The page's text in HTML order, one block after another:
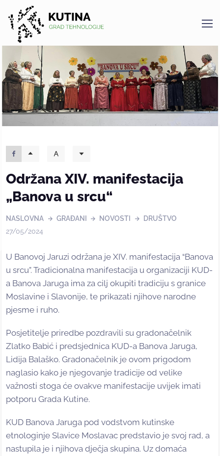
Kutina
Održana XIV. manifestacija
„Banova u srcu“
NASLOVNA GRAĐANI NOVOSTI
DRUŠTVO
27/05/2024
U Banovoj Jaruzi održana je XIV. manifestacija “Banova
u srcu”. Tradicionalna manifestacija u organizaciji KUD-
a Banova Jaruga ima za cilj okupiti tradiciju s granice
Moslavine i Slavonije, te prikazati njihove narodne
pjesme i ruho.
Posjetitelje priredbe pozdravili su gradonačelnik
Zlatko Babić i predsjednica KUD-a Banova Jaruga,
Lidija Balaško. Gradonačelnik je ovom prigodom
naglasio kako je njegovanje tradicije od velike
važnosti stoga će ovakve manifestacije uvijek imati
potporu Grada Kutine.
KUD Banova Jaruga pod vodstvom kutinske
etnologinje Slavice Moslavac predstavio je svoj rad, a
nastupila je i njihova dječja skupina. Uz domaća